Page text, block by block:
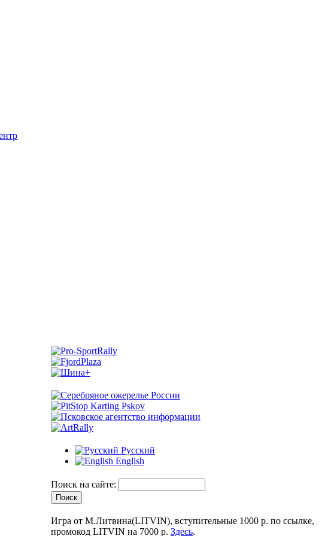
Русский
English
Поиск на сайте:
Игра от М.Литвина(LITVIN), вступительные 1000 р. по ссылке,
промокод LITVIN на 7000 р. Здесь.